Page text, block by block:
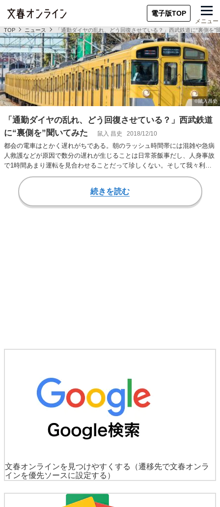
電子版TOP
メニュー
TOP ニュース 「通勤ダイヤの乱れ、どう回復させている？」西武鉄道に“裏側を”
「通勤ダイヤの乱れ、どう回復させている？」西武鉄道
に“裏側を”聞いてみた
鼠入 昌史 2018/12/10
都会の電車はとかく遅れがちである。朝のラッシュ時間帯には混雑や急病
人救護などが原因で数分の遅れが生じることは日常茶飯事だし、人身事故
で1時間あまり運転を見合わせることだって珍しくない。そして我々利用
者も、どうしよう…
続きを読む
文春オンラインを見つけやすくする
（遷移先で文春オンラ
インを優先ソースに設定する）